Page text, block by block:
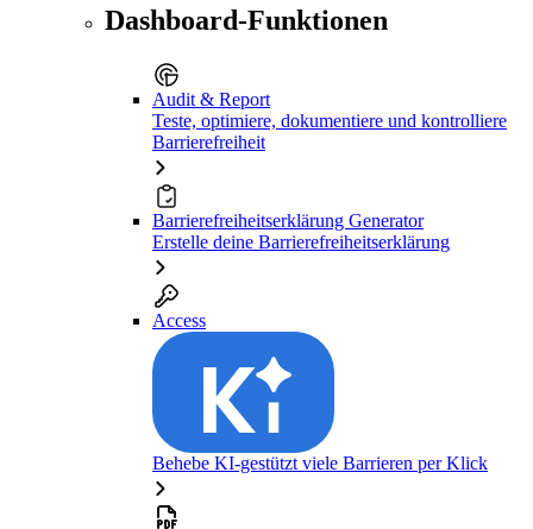
Dashboard-Funktionen
Audit & Report
Teste, optimiere, dokumentiere und kontrolliere
Barrierefreiheit
Barrierefreiheitserklärung Generator
Erstelle deine Barrierefreiheitserklärung
Access
Behebe KI-gestützt viele Barrieren per Klick